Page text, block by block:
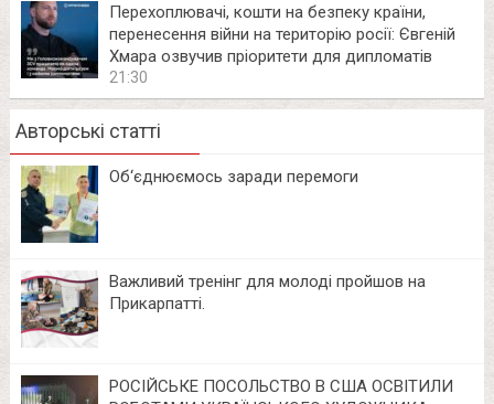
Перехоплювачі, кошти на безпеку країни,
перенесення війни на територію росії: Євгеній
Хмара озвучив пріоритети для дипломатів
21:30
Авторські статті
Об‘єднюємось заради перемоги
Важливий тренінг для молоді пройшов на
Прикарпатті.
РОСІЙСЬКЕ ПОСОЛЬСТВО В США ОСВІТИЛИ